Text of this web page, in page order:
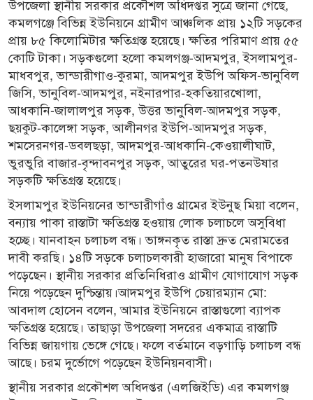
উপজেলা স্থানীয় সরকার প্রকৌশল অধিদপ্তর সুত্রে জানা গেছে,
কমলগঞ্জে বিভিন্ন ইউনিয়নে গ্রামীণ আঞ্চলিক প্রায় ১২টি সড়কের
প্রায় ৮৫ কিলোমিটার ক্ষতিগ্রস্ত হয়েছে। ক্ষতির পরিমাণ প্রায় ৫৫
কোটি টাকা। সড়কগুলো হলো কমলগঞ্জ-আদমপুর, ইসলামপুর-
মাধবপুর, ভান্ডারীগাও-কুরমা, আদমপুর ইউপি অফিস-ভানুবিল
জিসি, ভানুবিল-আদমপুর, নইনারপার-হকতিয়ারখোলা,
আধকানি-জালালপুর সড়ক, উত্তর ভানুবিল-আদমপুর সড়ক,
ছয়কুট-কালেঙ্গা সড়ক, আলীনগর ইউপি-আদমপুর সড়ক,
শমসেরনগর-ডবলছড়া, আদমপুর-আধকানি-কেওয়ালীঘাট,
ভুরভুরি বাজার-বৃন্দাবনপুর সড়ক, আতুরের ঘর-পতনউষার
সড়কটি ক্ষতিগ্রস্ত হয়েছে।
ইসলামপুর ইউনিয়নের ভান্ডারীগাঁও গ্রামের ইউনুছ মিয়া বলেন,
বন্যায় পাকা রাস্তাটা ক্ষতিগ্রস্ত হওয়ায় লোক চলাচলে অসুবিধা
হচ্ছে। যানবাহন চলাচল বন্ধ। ভাঙ্গনকৃত রাস্তা দ্রুত মেরামতের
দাবী করছি। ১৪টি সড়কে চলাচলকারী হাজারো মানুষ বিপাকে
পড়েছেন। স্থানীয় সরকার প্রতিনিধিরাও গ্রামীণ যোগাযোগ সড়ক
নিয়ে পড়েছেন দুশ্চিন্তায়।আদমপুর ইউপি চেয়ারম্যান মো:
আবদাল হোসেন বলেন, আমার ইউনিয়নে রাস্তাগুলো ব্যাপক
ক্ষতিগ্রস্ত হয়েছে। তাছাড়া উপজেলা সদরের একমাত্র রাস্তাটি
বিভিন্ন জায়গায় ভেঙ্গে গেছে। ফলে বর্তমানে বড়গাড়ি চলাচল বন্ধ
আছে। চরম দুর্ভোগে পড়েছেন ইউনিয়নবাসী।
স্থানীয় সরকার প্রকৌশল অধিদপ্তর (এলজিইডি) এর কমলগঞ্জ